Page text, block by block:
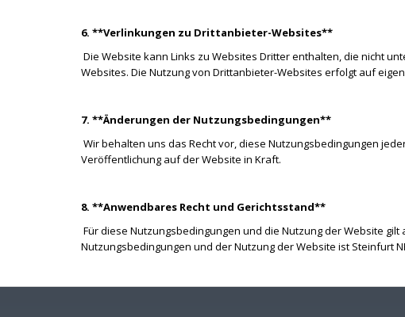
6. **Verlinkungen zu Drittanbieter-Websites**
Die Website kann Links zu Websites Dritter enthalten, die nicht
Websites. Die Nutzung von Drittanbieter-Websites erfolgt auf
7. **Änderungen der Nutzungsbedingungen**
Wir behalten uns das Recht vor, diese Nutzungsbedingungen
Veröffentlichung auf der Website in Kraft.
8. **Anwendbares Recht und Gerichtsstand**
Für diese Nutzungsbedingungen und die Nutzung der Website
Nutzungsbedingungen und der Nutzung der Website ist Steinfurt